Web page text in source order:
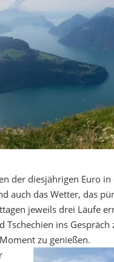
der diesjährigen Euro in
auch das Wetter, das
jeweils drei Läufe
ins
zu genießen.